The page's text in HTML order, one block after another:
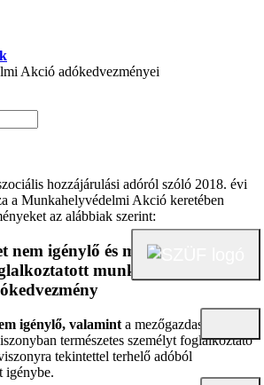
Akció adókedvezményei
hozzájárulási adóról szóló 2018. évi
a Munkahelyvédelmi Akció keretében
az alábbiak szerint:
nem igénylő és mezőgazdasági
munkavállalók után
igénylő, valamint a mezőgazdasági
természetes személyt foglalkoztató
tekintettel terhelő adóból
igénybe.